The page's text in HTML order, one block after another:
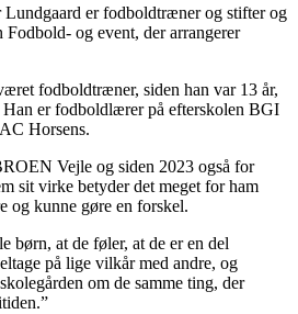
er fodboldtræner og stifter og
og event, der arrangerer
fodboldtræner, siden han var 13 år,
er fodboldlærer på efterskolen BGI
Horsens.
Vejle og siden 2023 også for
sit virke betyder det meget for ham
og kunne gøre en forskel.
børn, at de føler, at de er en del
på lige vilkår med andre, og
om de samme ting, der